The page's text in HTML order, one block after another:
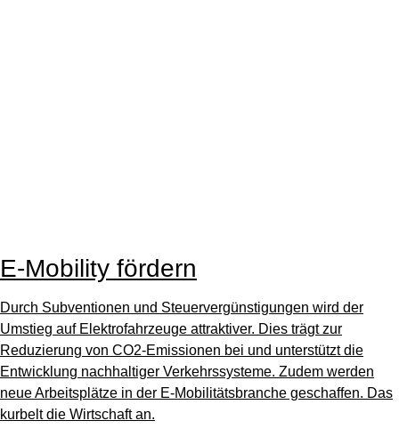
E-Mobility fördern
Durch Subventionen und Steuervergünstigungen wird der
Umstieg auf Elektrofahrzeuge attraktiver. Dies trägt zur
Reduzierung von CO2-Emissionen bei und unterstützt die
Entwicklung nachhaltiger Verkehrssysteme. Zudem werden
neue Arbeitsplätze in der E-Mobilitätsbranche geschaffen. Das
kurbelt die Wirtschaft an.